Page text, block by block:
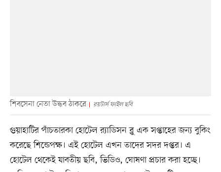
শিবসেনা নেতা উদ্ধব ঠাকরে রয়টার্স ফাইল ছবি
গুয়াহাটির পাঁচতারকা হোটেল র‍্যাডিসন ব্লু এক সপ্তাহের জন্য বুকিং
করেছে শিন্ডেপক্ষ। এই হোটেল এখন তাদের সদর দপ্তর। এ
হোটেল থেকেই যাবতীয় ছবি, ভিডিও, ঘোষণা প্রচার করা হচ্ছে।